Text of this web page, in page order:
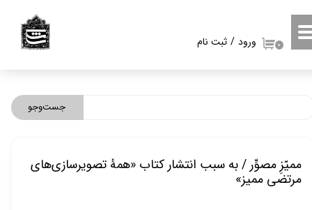
ورود / ثبت نام
حساب کاربری من
۰
ممیّزِ مصوِّر / به سبب انتشار کتاب «همۀ تصویرسازی‌های
مرتضی ممیز»
جست‌وجو